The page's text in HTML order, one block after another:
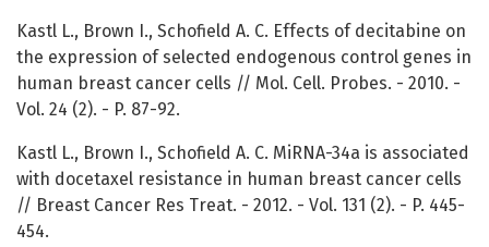
Kastl L., Brown I., Schofield A. C. Effects of decitabine on
the expression of selected endogenous control genes in
human breast cancer cells // Mol. Cell. Probes. - 2010. -
Vol. 24 (2). - P. 87-92.
Kastl L., Brown I., Schofield A. C. MiRNA-34a is associated
with docetaxel resistance in human breast cancer cells
// Breast Cancer Res Treat. - 2012. - Vol. 131 (2). - P. 445-
454.